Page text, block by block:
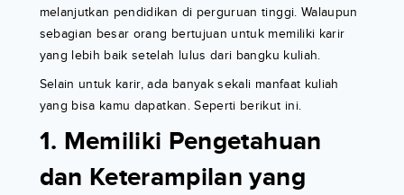
melanjutkan pendidikan di perguruan tinggi. Walaupun
sebagian besar orang bertujuan untuk memiliki karir
yang lebih baik setelah lulus dari bangku kuliah.
Selain untuk karir, ada banyak sekali manfaat kuliah
yang bisa kamu dapatkan. Seperti berikut ini.
1. Memiliki Pengetahuan
dan Keterampilan yang